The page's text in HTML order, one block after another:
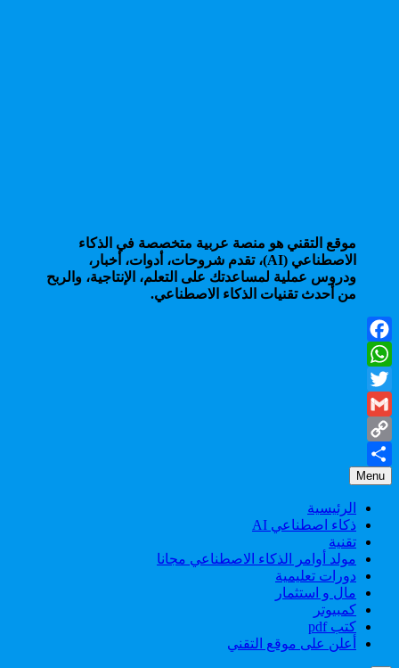
موقع التقني هو منصة عربية متخصصة في الذكاء
الاصطناعي (AI)، تقدم شروحات، أدوات، أخبار،
ودروس عملية لمساعدتك على التعلم، الإنتاجية، والربح
من أحدث تقنيات الذكاء الاصطناعي.
Facebook
WhatsApp
Twitter
Gmail
Copy
Link
Share
Menu
الرئيسية
ذكاء اصطناعي AI
تقنية
مولد أوامر الذكاء الاصطناعي مجانا
دورات تعليمية
مال و استثمار
كمبيوتر
كتب pdf
أعلن على موقع التقني